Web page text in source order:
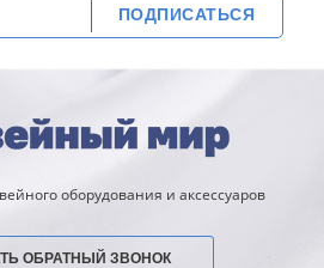
ПОДПИСАТЬСЯ
оборудования и аксессуаров
ОБРАТНЫЙ ЗВОНОК